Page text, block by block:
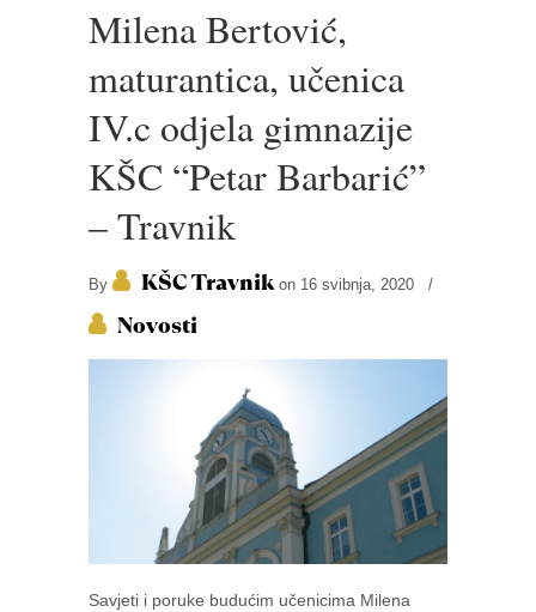
Milena Bertović,
maturantica, učenica
IV.c odjela gimnazije
KŠC “Petar Barbarić”
– Travnik
By KŠC Travnik on 16 svibnja, 2020 /
Novosti
Savjeti i poruke budućim učenicima Milena